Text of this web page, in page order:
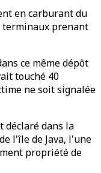
en carburant du
terminaux prenant
ce même dépôt
touché 40
ne soit signalée
déclaré dans la
l'île de Java, l'une
propriété de